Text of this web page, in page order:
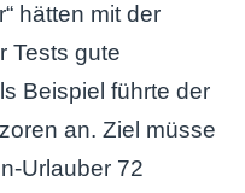
hätten mit der
Tests gute
Beispiel führte der
an. Ziel müsse
Urlauber 72